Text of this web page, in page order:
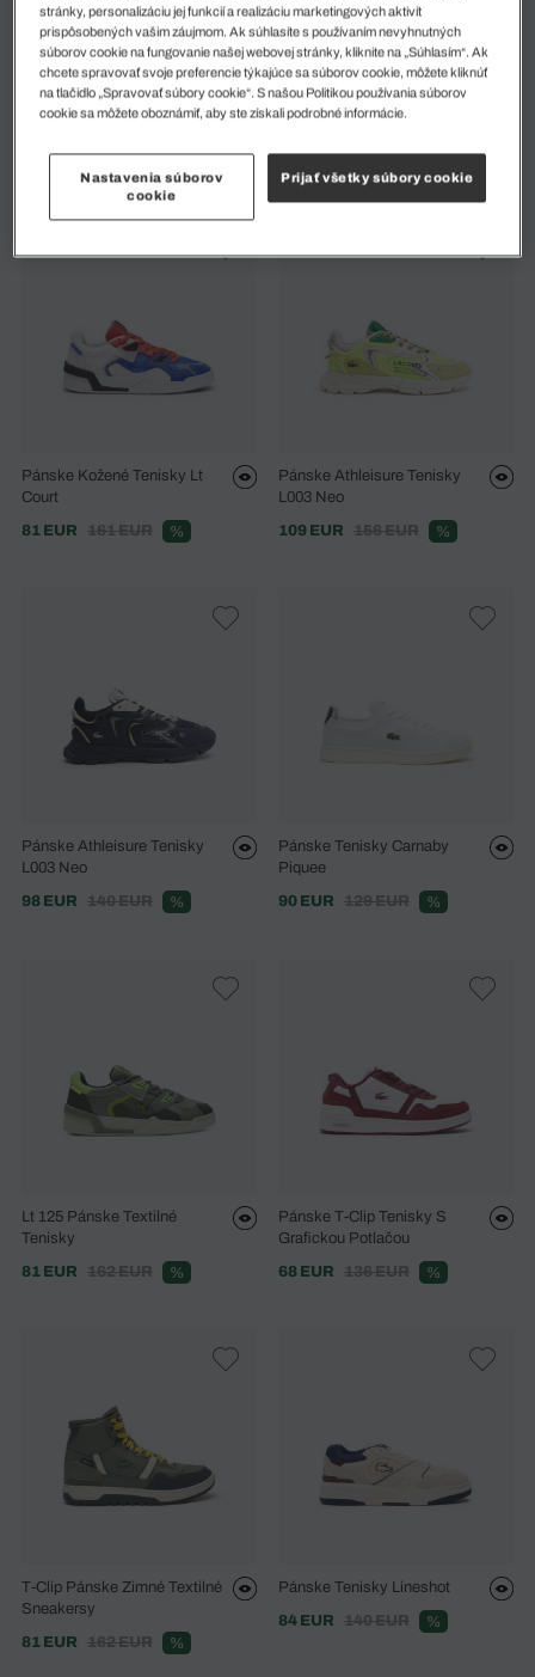
Pánske Outdoorové Topánky
123 EUR 245 EUR
Pánske Tenisky Odyssa
Pánske Kožené Tenisky Lt
Court
81 EUR
161 EUR %
Pánske Athleisure Tenisky
L003 Neo
109 EUR
156 EUR %
Pánske Athleisure Tenisky
L003 Neo
98 EUR
140 EUR %
Pánske Tenisky Carnaby
Piquee
90 EUR
129 EUR %
Lt 125 Pánske Textilné
Tenisky
81 EUR
162 EUR %
Pánske T-Clip Tenisky S
Grafickou Potlačou
68 EUR
136 EUR %
T-Clip Pánske Zimné Textilné
Sneakersy
81 EUR
162 EUR %
Pánske Tenisky Lineshot
84 EUR
140 EUR %
stránky, personalizáciu jej funkcií a realizáciu marketingových aktivít
prispôsobených vašim záujmom. Ak súhlasíte s používaním nevyhnutných
súborov cookie na fungovanie našej webovej stránky, kliknite na „Súhlasím“. Ak
chcete spravovať svoje preferencie týkajúce sa súborov cookie, môžete kliknúť
na tlačidlo „Spravovať súbory cookie“. S našou Politikou používania súborov
cookie sa môžete oboznámiť, aby ste získali podrobné informácie.
Nastavenia súborov
cookie
Prijať všetky súbory cookie